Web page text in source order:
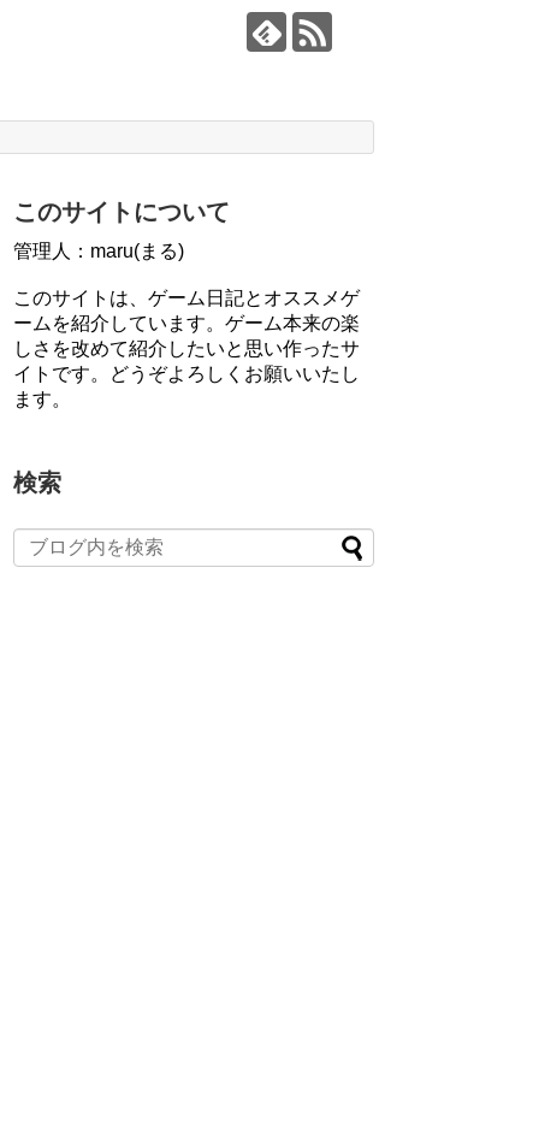
このサイトについて
管理人：maru(まる)
このサイトは、ゲーム日記とオススメゲ
ームを紹介しています。ゲーム本来の楽
しさを改めて紹介したいと思い作ったサ
イトです。どうぞよろしくお願いいたし
ます。
検索